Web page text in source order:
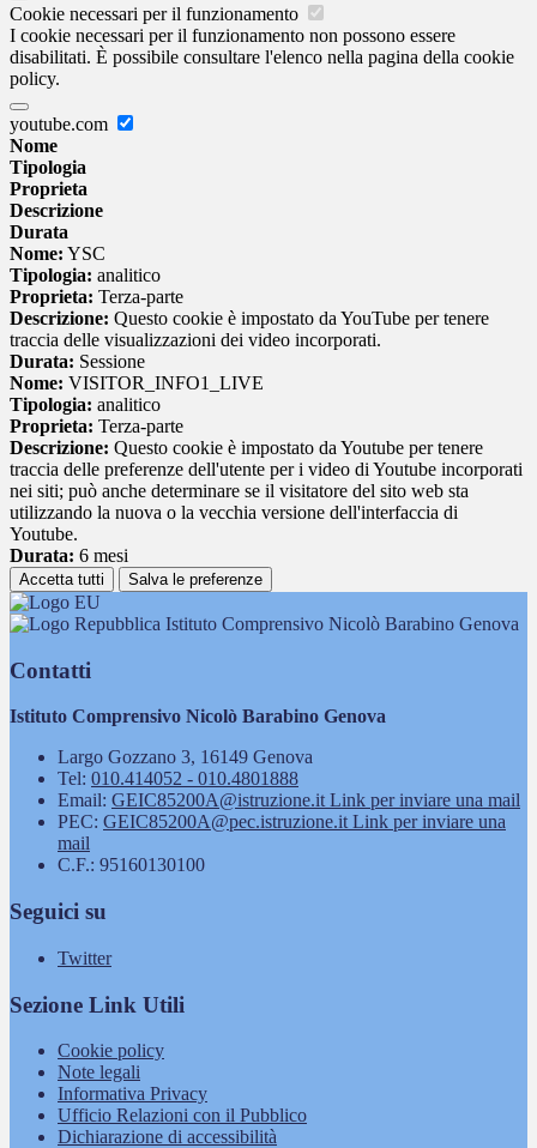
Cookie necessari per il funzionamento
I cookie necessari per il funzionamento non possono essere
disabilitati. È possibile consultare l'elenco nella pagina della cookie
policy.
youtube.com
Nome
Tipologia
Proprieta
Descrizione
Durata
Nome: YSC
Tipologia: analitico
Proprieta: Terza-parte
Descrizione: Questo cookie è impostato da YouTube per tenere
traccia delle visualizzazioni dei video incorporati.
Durata: Sessione
Nome: VISITOR_INFO1_LIVE
Tipologia: analitico
Proprieta: Terza-parte
Descrizione: Questo cookie è impostato da Youtube per tenere
traccia delle preferenze dell'utente per i video di Youtube incorporati
nei siti; può anche determinare se il visitatore del sito web sta
utilizzando la nuova o la vecchia versione dell'interfaccia di
Youtube.
Durata: 6 mesi
Accetta tutti Salva le preferenze
Istituto Comprensivo Nicolò Barabino Genova
Contatti
Istituto Comprensivo Nicolò Barabino Genova
Largo Gozzano 3, 16149 Genova
Tel: 010.414052 - 010.4801888
Email: GEIC85200A@istruzione.itLink per inviare una mail
PEC: GEIC85200A@pec.istruzione.itLink per inviare una
mail
C.F.: 95160130100
Seguici su
Twitter
Sezione Link Utili
Cookie policy
Note legali
Informativa Privacy
Ufficio Relazioni con il Pubblico
Dichiarazione di accessibilità